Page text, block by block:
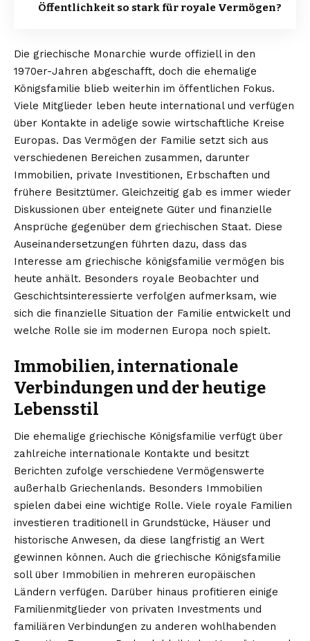
Öffentlichkeit so stark für royale Vermögen?
Die griechische Monarchie wurde offiziell in den
1970er-Jahren abgeschafft, doch die ehemalige
Königsfamilie blieb weiterhin im öffentlichen Fokus.
Viele Mitglieder leben heute international und verfügen
über Kontakte in adelige sowie wirtschaftliche Kreise
Europas. Das Vermögen der Familie setzt sich aus
verschiedenen Bereichen zusammen, darunter
Immobilien, private Investitionen, Erbschaften und
frühere Besitztümer. Gleichzeitig gab es immer wieder
Diskussionen über enteignete Güter und finanzielle
Ansprüche gegenüber dem griechischen Staat. Diese
Auseinandersetzungen führten dazu, dass das
Interesse am griechische königsfamilie vermögen bis
heute anhält. Besonders royale Beobachter und
Geschichtsinteressierte verfolgen aufmerksam, wie
sich die finanzielle Situation der Familie entwickelt und
welche Rolle sie im modernen Europa noch spielt.
Immobilien, internationale
Verbindungen und der heutige
Lebensstil
Die ehemalige griechische Königsfamilie verfügt über
zahlreiche internationale Kontakte und besitzt
Berichten zufolge verschiedene Vermögenswerte
außerhalb Griechenlands. Besonders Immobilien
spielen dabei eine wichtige Rolle. Viele royale Familien
investieren traditionell in Grundstücke, Häuser und
historische Anwesen, da diese langfristig an Wert
gewinnen können. Auch die griechische Königsfamilie
soll über Immobilien in mehreren europäischen
Ländern verfügen. Darüber hinaus profitieren einige
Familienmitglieder von privaten Investments und
familiären Verbindungen zu anderen wohlhabenden